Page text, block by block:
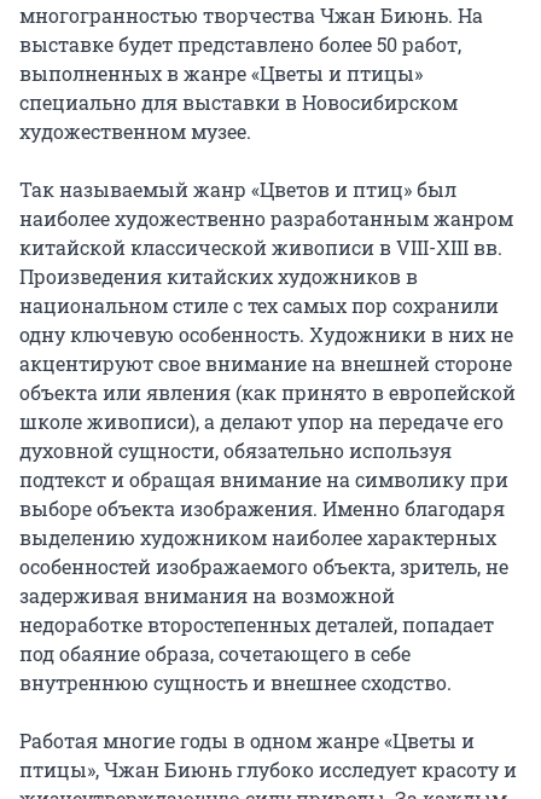
многогранностью творчества Чжан Биюнь. На
выставке будет представлено более 50 работ,
выполненных в жанре «Цветы и птицы»
специально для выставки в Новосибирском
художественном музее.
Так называемый жанр «Цветов и птиц» был
наиболее художественно разработанным жанром
китайской классической живописи в VIII-XIII вв.
Произведения китайских художников в
национальном стиле с тех самых пор сохранили
одну ключевую особенность. Художники в них не
акцентируют свое внимание на внешней стороне
объекта или явления (как принято в европейской
школе живописи), а делают упор на передаче его
духовной сущности, обязательно используя
подтекст и обращая внимание на символику при
выборе объекта изображения. Именно благодаря
выделению художником наиболее характерных
особенностей изображаемого объекта, зритель, не
задерживая внимания на возможной
недоработке второстепенных деталей, попадает
под обаяние образа, сочетающего в себе
внутреннюю сущность и внешнее сходство.
Работая многие годы в одном жанре «Цветы и
птицы», Чжан Биюнь глубоко исследует красоту и